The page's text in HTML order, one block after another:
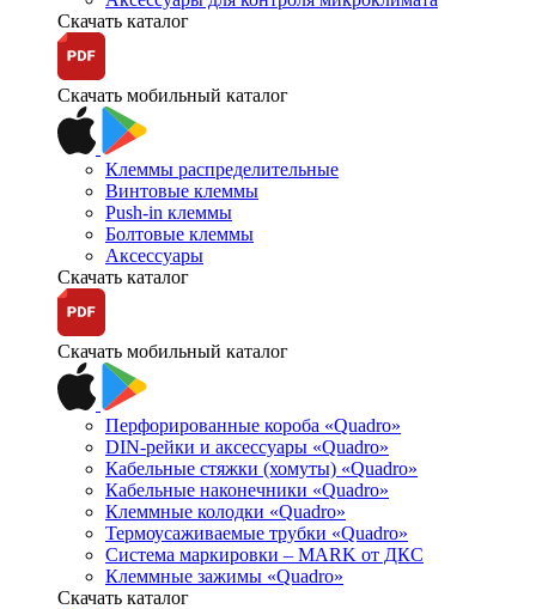
Скачать каталог
Скачать мобильный каталог
Клеммы распределительные
Винтовые клеммы
Push-in клеммы
Болтовые клеммы
Аксессуары
Скачать каталог
Скачать мобильный каталог
Перфорированные короба «Quadro»
DIN-рейки и аксессуары «Quadro»
Кабельные стяжки (хомуты) «Quadro»
Кабельные наконечники «Quadro»
Клеммные колодки «Quadro»
Термоусаживаемые трубки «Quadro»
Система маркировки – MARK от ДКС
Клеммные зажимы «Quadro»
Скачать каталог